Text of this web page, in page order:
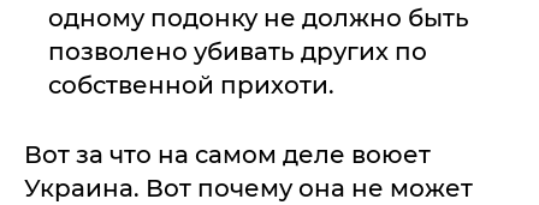
одному подонку не должно быть
позволено убивать других по
собственной прихоти.
Вот за что на самом деле воюет
Украина. Вот почему она не может